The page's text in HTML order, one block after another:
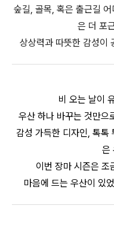
숲길, 골목, 혹은 출근길
은 더 포
상상력과 따뜻한 감성이
비 오는 날이
우산 하나 바꾸는 것만으
감성 가득한 디자인, 톡톡
은
이번 장마 시즌은 조
마음에 드는 우산이 있